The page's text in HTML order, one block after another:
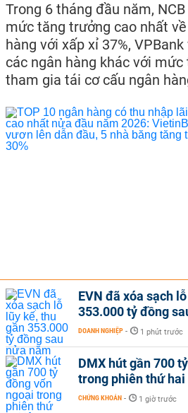
Trong 6 tháng đầu năm,
mức tăng trưởng cao nhất
hàng với xấp xỉ 37%,
các ngân hàng khác với
tham gia tái cơ cấu ngân
EVN đã xóa sạch
353.000 tỷ đồng
DOANH NGHIỆP - 1 phút trước
DMX hút gần 700
trong phiên thứ hai
CHỨNG KHOÁN - 1 giờ trước